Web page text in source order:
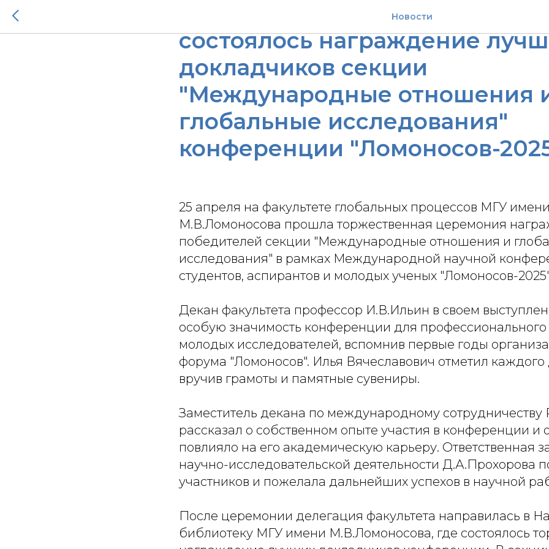
Новости
На факультете глобальных
состоялось награждение
докладчиков секции
"Международные отношения
глобальные исследования"
конференции "Ломоносов-
25 апреля на факультете глобальных процессов МГУ имени
М.В.Ломоносова прошла торжественная церемония
победителей секции "Международные отношения и
исследования" в рамках Международной научной
студентов, аспирантов и молодых ученых "Ломоносов-
Декан факультета профессор И.В.Ильин в своем
особую значимость конференции для профессионального
молодых исследователей, вспомнив первые годы
форума "Ломоносов". Илья Вячеславович отметил каждого
вручив грамоты и памятные сувениры.
Заместитель декана по международному сотрудничеству
рассказал о собственном опыте участия в конференции и
повлияло на его академическую карьеру. Ответственная
научно-исследовательской деятельности Д.А.Прохорова
участников и пожелала дальнейших успехов в научной
После церемонии делегация факультета направилась в
библиотеку МГУ имени М.В.Ломоносова, где состоялось